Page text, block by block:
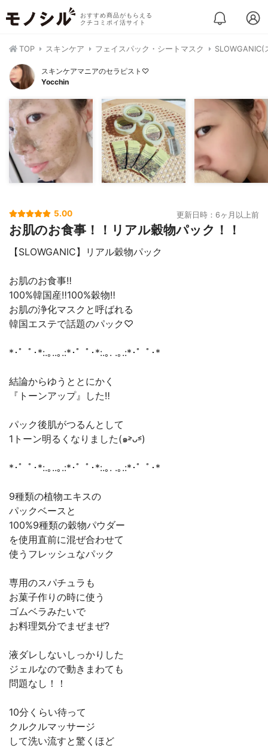
おすすめ商品がもらえる
クチコミポイ活サイト
TOP スキンケア フェイスパック・シートマスク SLOWGANIC(
スキンケアマニアのセラピスト♡
Yocchin
5.00 更新日時：6ヶ月以上前
お肌のお食事！！リアル穀物パック！！
【SLOWGANIC】リアル穀物パック
お肌のお食事‼︎
100%韓国産‼︎100%穀物‼︎
お肌の浄化マスクと呼ばれる
韓国エステで話題のパック♡
*･゜ﾟ･*:.｡..｡.:*･゜ﾟ･*:.｡. .｡.:*･゜ﾟ･*
結論からゆうととにかく
『トーンアップ』した‼︎
パック後肌がつるんとして
1トーン明るくなりました(๑˃̵ᴗ˂̵)
*･゜ﾟ･*:.｡..｡.:*･゜ﾟ･*:.｡. .｡.:*･゜ﾟ･*
9種類の植物エキスの
パックベースと
100%9種類の穀物パウダー
を使用直前に混ぜ合わせて
使うフレッシュなパック
専用のスパチュラも
お菓子作りの時に使う
ゴムベラみたいで
お料理気分でまぜまぜ?
液ダレしないしっかりした
ジェルなので動きまわても
問題なし！！
10分くらい待って
クルクルマッサージ
して洗い流すと驚くほど